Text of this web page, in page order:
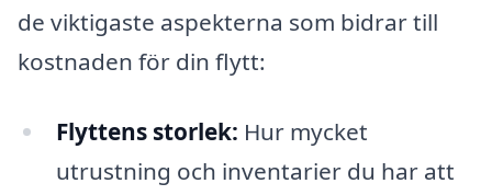
de viktigaste aspekterna som bidrar till
kostnaden för din flytt:
Flyttens storlek: Hur mycket
utrustning och inventarier du har att